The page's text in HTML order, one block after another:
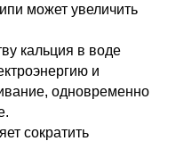
может увеличить
кальция в воде
и
одновременно
сократить